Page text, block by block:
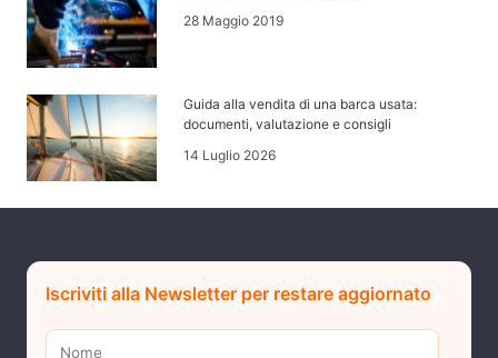
28 Maggio 2019
Guida alla vendita di una barca usata:
documenti, valutazione e consigli
14 Luglio 2026
Iscriviti alla Newsletter per restare aggiornato